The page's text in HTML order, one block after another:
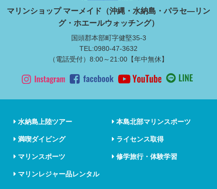
マリンショップ マーメイド（沖縄・水納島・パラセ―リン
グ・ホエールウォッチング）
国頭郡本部町字健堅35-3
TEL:0980-47-3632
（電話受付）8:00～21:00【年中無休】
水納島上陸ツアー 本島北部マリンスポーツ
満喫ダイビング ライセンス取得
マリンスポーツ 修学旅行・体験学習
マリンレジャー品レンタル